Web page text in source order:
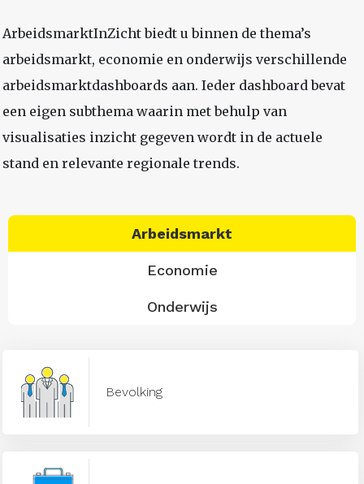
ArbeidsmarktInZicht biedt u binnen de thema’s
arbeidsmarkt, economie en onderwijs verschillende
arbeidsmarktdashboards aan. Ieder dashboard bevat
een eigen subthema waarin met behulp van
visualisaties inzicht gegeven wordt in de actuele
stand en relevante regionale trends.
Arbeidsmarkt
Economie
Onderwijs
Bevolking